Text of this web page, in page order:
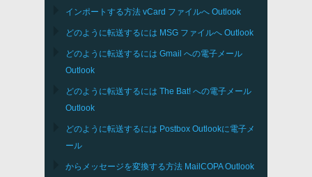
インポートする方法 vCard ファイルへ Outlook
どのように転送するには MSG ファイルへ Outlook
どのように転送するには Gmail への電子メール
Outlook
どのように転送するには The Bat! への電子メール
Outlook
どのように転送するには Postbox Outlookに電子メ
ール
からメッセージを変換する方法 MailCOPAOutlook